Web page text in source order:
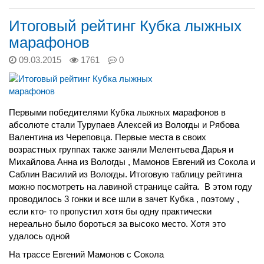
Итоговый рейтинг Кубка лыжных
марафонов
09.03.2015 1761 0
Первыми победителями Кубка лыжных марафонов в
абсолюте стали Турупаев Алексей из Вологды и Рябова
Валентина из Череповца. Первые места в своих
возрастных группах также заняли Мелентьева Дарья и
Михайлова Анна из Вологды , Мамонов Евгений из Сокола и
Саблин Василий из Вологды. Итоговую таблицу рейтинга
можно посмотреть на лавиной странице сайта. В этом году
проводилось 3 гонки и все шли в зачет Кубка , поэтому ,
если кто- то пропустил хотя бы одну практически
нереально было бороться за высоко место. Хотя это
удалось одной
На трассе Евгений Мамонов с Сокола